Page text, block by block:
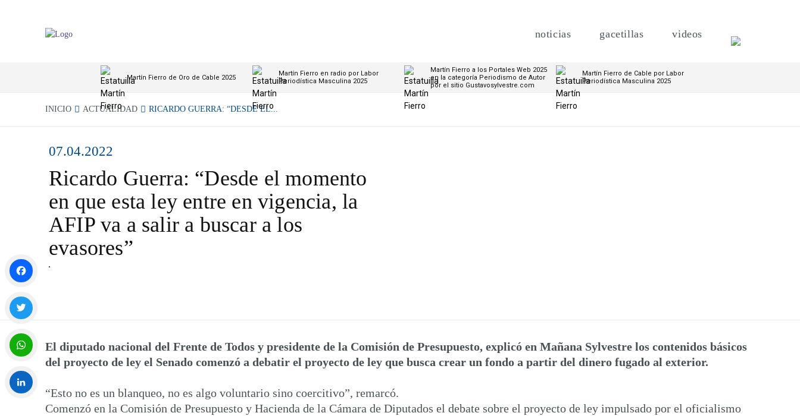
noticias gacetillas videos
Martín Fierro de Oro de Cable 2025
Martín Fierro en radio por Labor
Periodística Masculina 2025
Martín Fierro a los Portales Web 2025
en la categoría Periodismo de Autor
por el sitio Gustavosylvestre.com
Martín Fierro de Cable por Labor
Periodística Masculina 2025
INICIO ACTUALIDAD RICARDO GUERRA: “DESDE EL...
07.04.2022
Ricardo Guerra: “Desde el momento
en que esta ley entre en vigencia, la
AFIP va a salir a buscar a los
evasores”
El diputado nacional del Frente de Todos y presidente de la Comisión de Presupuesto, explicó en Mañana Sylvestre los contenidos básicos
del proyecto de ley el Senado comenzó a debatir el proyecto de ley que busca crear un fondo a partir del dinero fugado al exterior.
“Esto no es un blanqueo, no es algo voluntario sino coercitivo”, remarcó.
Comenzó en la Comisión de Presupuesto y Hacienda de la Cámara de Diputados el debate sobre el proyecto de ley impulsado por el oficialismo
Facebook
Twitter
WhatsApp